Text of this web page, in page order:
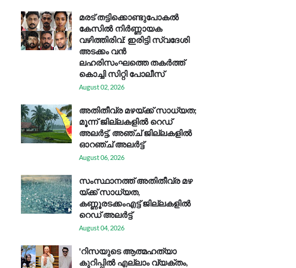
മരട് തട്ടിക്കൊണ്ടുപോകൽ
കേസിൽ നിർണ്ണായക
വഴിത്തിരിവ്: ഇരിട്ടി സ്വദേശി
അടക്കം വൻ
ലഹരിസംഘത്തെ തകർത്ത്
കൊച്ചി സിറ്റി പോലീസ്
August 02, 2026
അതിതീവ്ര മഴയ്ക്ക് സാധ്യത;
മൂന്ന് ജില്ലകളിൽ റെഡ്
അലർട്ട്, അഞ്ച് ജില്ലകളിൽ
ഓറഞ്ച് അലർട്ട്
August 06, 2026
സം​സ്ഥാ​ന​ത്ത് അ​തി​തീ​വ്ര മ​ഴ​
യ്ക്ക് സാ​ധ്യ​ത,
കണ്ണൂരടക്കംഎ​ട്ട് ജി​ല്ല​ക​ളി​ൽ
റെ​ഡ് അ​ലർ​ട്ട്
August 04, 2026
'റിസയുടെ ആത്മഹത്യാ
കുറിപ്പിൽ എല്ലാം വ്യക്തം,